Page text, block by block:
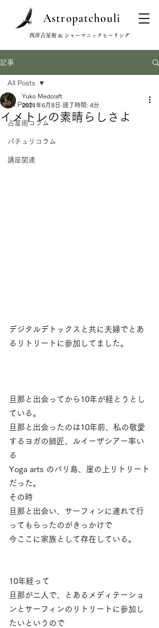
Astropatchouli
西洋占星術 & シャーマニックヒーリング
記事
All Posts
占星術コラム
パチュリコラム
講座関連
All Posts
イメトレの素晴らしさよ
Yuko Medcraft
2021年6月8日 読了時間: 4分
デジタルデトックスと共に夫婦でとあ
るリトリートに参加してました。
旦那と出会ってから10年が経とうとし
ている。
旦那と出会ったのは10年前、私の敬愛
するヨガの師匠、ルイーザシアー率い
る
Yoga arts のバリ島、崖の上リトリート
だった。
その時
旦那と出会い、サーフィンに連れて行
ってもらったのがきっかけで
今ここに家族として存在している。
10年経って
旦那が二人で、とあるメディテーショ
ンとサーフィンのリトリートに参加し
たいというので